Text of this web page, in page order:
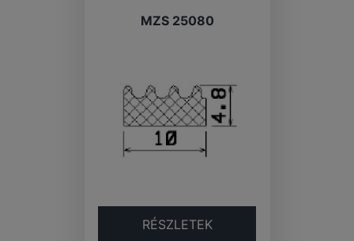
MZS 25080
RÉSZLETEK